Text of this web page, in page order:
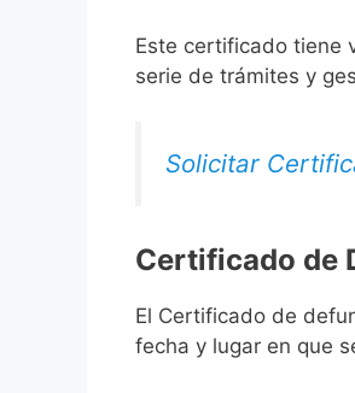
Este certificado tiene
serie de trámites y
Solicitar
Certificado de
El Certificado de
fecha y lugar en que